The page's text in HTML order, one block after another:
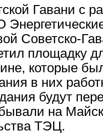
Гавани с
Советско-
площадку
которые
в них
будут
на
ТЭЦ.